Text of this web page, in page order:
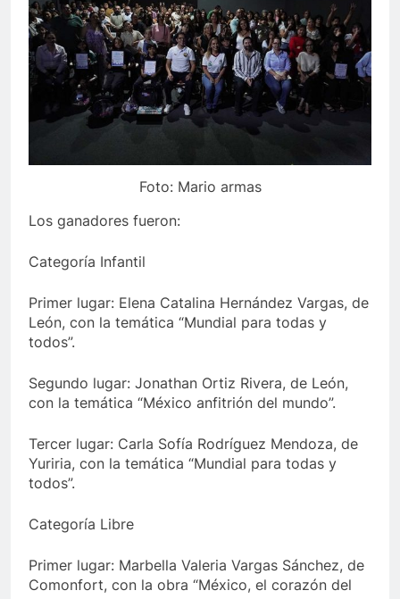
Foto: Mario armas
Los ganadores fueron:
Categoría Infantil
Primer lugar: Elena Catalina Hernández Vargas, de
León, con la temática “Mundial para todas y
todos”.
Segundo lugar: Jonathan Ortiz Rivera, de León,
con la temática “México anfitrión del mundo”.
Tercer lugar: Carla Sofía Rodríguez Mendoza, de
Yuriria, con la temática “Mundial para todas y
todos”.
Categoría Libre
Primer lugar: Marbella Valeria Vargas Sánchez, de
Comonfort, con la obra “México, el corazón del